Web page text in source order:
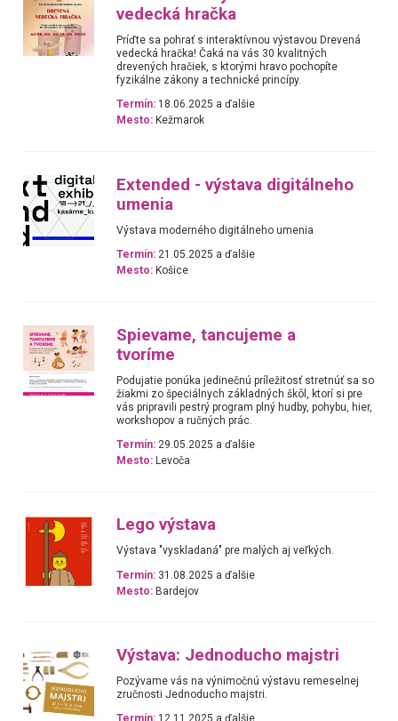
vedecká hračka
Príďte sa pohrať s interaktívnou výstavou Drevená
vedecká hračka! Čaká na vás 30 kvalitných
drevených hračiek, s ktorými hravo pochopíte
fyzikálne zákony a technické princípy.
Termín: 18.06.2025 a ďalšie
Mesto: Kežmarok
Extended - výstava digitálneho
umenia
Výstava moderného digitálneho umenia
Termín: 21.05.2025 a ďalšie
Mesto: Košice
Spievame, tancujeme a
tvoríme
Podujatie ponúka jedinečnú príležitosť stretnúť sa so
žiakmi zo špeciálnych základných škôl, ktorí si pre
vás pripravili pestrý program plný hudby, pohybu, hier,
workshopov a ručných prác.
Termín: 29.05.2025 a ďalšie
Mesto: Levoča
Lego výstava
Výstava "vyskladaná" pre malých aj veľkých.
Termín: 31.08.2025 a ďalšie
Mesto: Bardejov
Výstava: Jednoducho majstri
Pozývame vás na výnimočnú výstavu remeselnej
zručnosti Jednoducho majstri.